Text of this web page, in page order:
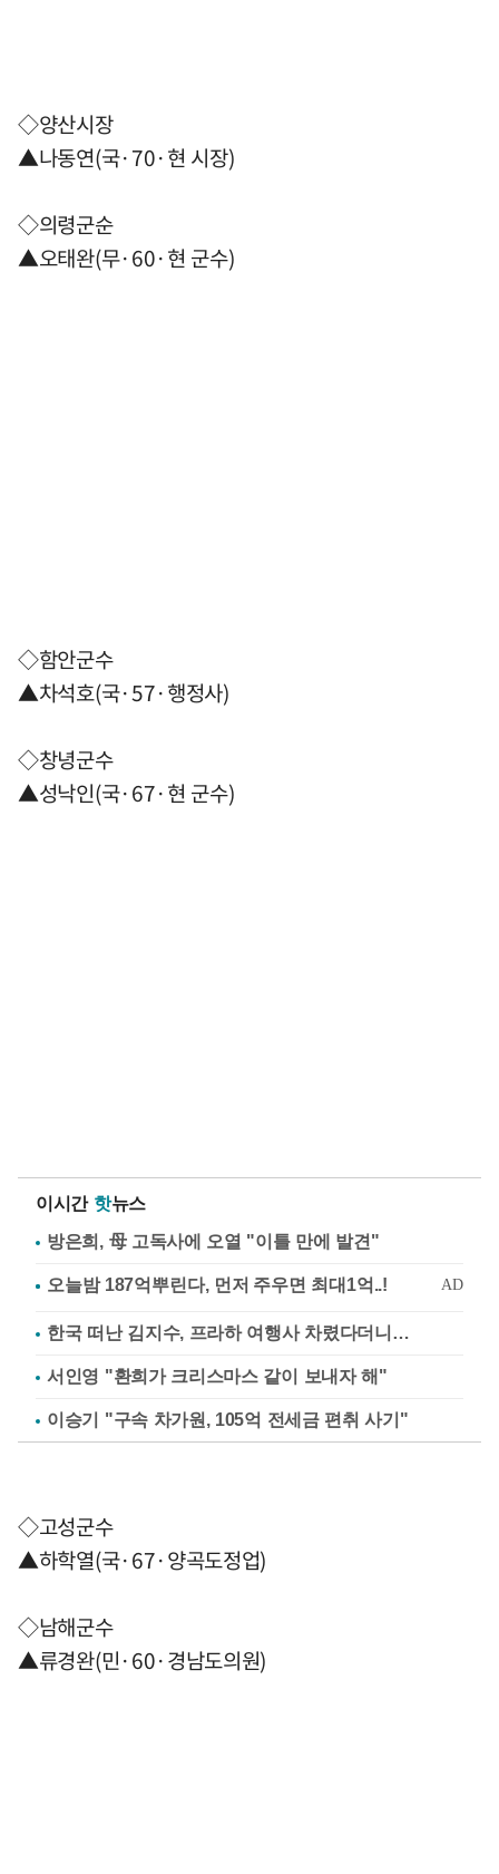
◇양산시장
▲나동연(국·70·현 시장)
◇의령군순
▲오태완(무·60·현 군수)
◇함안군수
▲차석호(국·57·행정사)
◇창녕군수
▲성낙인(국·67·현 군수)
이시간 핫뉴스
방은희, 母 고독사에 오열 "이틀 만에 발견"
한국 떠난 김지수, 프라하 여행사 차렸다더니…
서인영 "환희가 크리스마스 같이 보내자 해"
이승기 "구속 차가원, 105억 전세금 편취 사기"
◇고성군수
▲하학열(국·67·양곡도정업)
◇남해군수
▲류경완(민·60·경남도의원)